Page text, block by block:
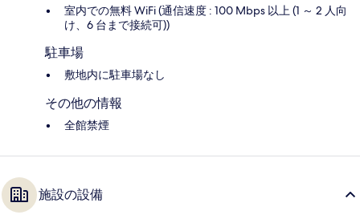
室内での無料 WiFi (通信速度 : 100 Mbps 以上 (1 ～ 2 人向
け、6 台まで接続可))
駐車場
敷地内に駐車場なし
その他の情報
全館禁煙
施設の設備